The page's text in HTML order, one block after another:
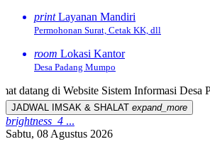
printLayanan Mandiri
Permohonan Surat, Cetak KK, dll
room Lokasi Kantor
Desa Padang Mumpo
di Website Sistem Informasi Desa
JADWAL IMSAK & SHALAT expand_more
brightness_4 ...
Sabtu, 08 Agustus 2026